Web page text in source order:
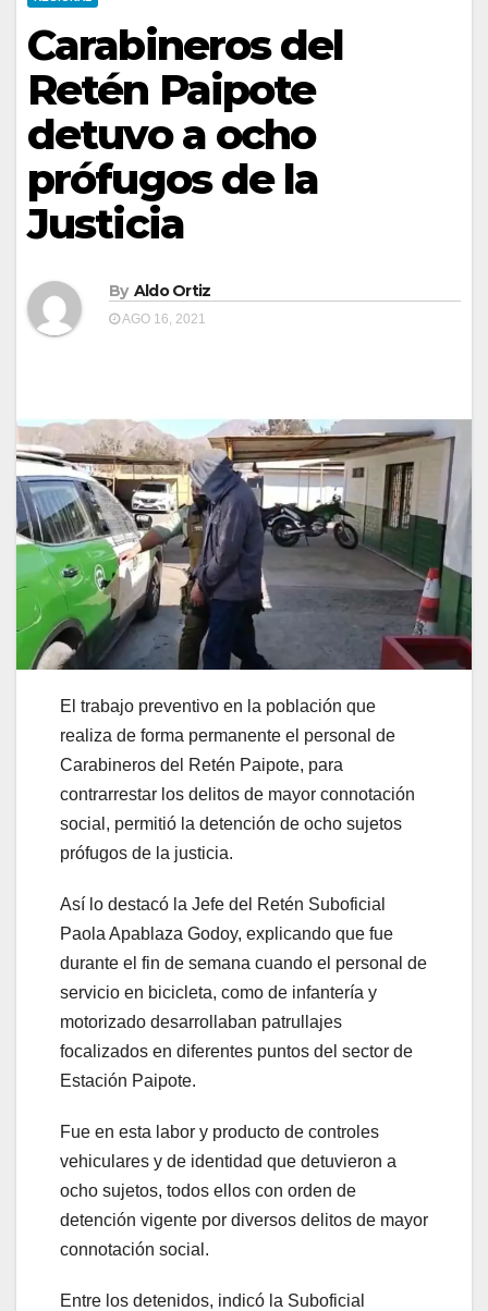
Carabineros del
Retén Paipote
detuvo a ocho
prófugos de la
Justicia
By Aldo Ortiz
AGO 16, 2021
El trabajo preventivo en la población que
realiza de forma permanente el personal de
Carabineros del Retén Paipote, para
contrarrestar los delitos de mayor connotación
social, permitió la detención de ocho sujetos
prófugos de la justicia.
Así lo destacó la Jefe del Retén Suboficial
Paola Apablaza Godoy, explicando que fue
durante el fin de semana cuando el personal de
servicio en bicicleta, como de infantería y
motorizado desarrollaban patrullajes
focalizados en diferentes puntos del sector de
Estación Paipote.
Fue en esta labor y producto de controles
vehiculares y de identidad que detuvieron a
ocho sujetos, todos ellos con orden de
detención vigente por diversos delitos de mayor
connotación social.
Entre los detenidos, indicó la Suboficial